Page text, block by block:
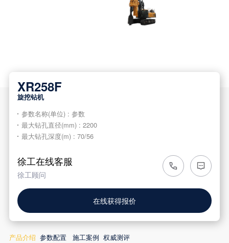
XR258F
旋挖钻机
参数名称(单位) : 参数
最大钻孔直径(mm) : 2200
最大钻孔深度(m) : 70/56
徐工在线客服
徐工顾问
在线获得报价
产品介绍 参数配置 施工案例 权威测评